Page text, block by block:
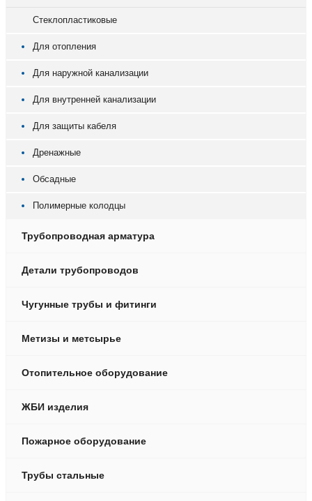
Стеклопластиковые
Для отопления
Для наружной канализации
Для внутренней канализации
Для защиты кабеля
Дренажные
Обсадные
Полимерные колодцы
Трубопроводная арматура
Детали трубопроводов
Чугунные трубы и фитинги
Метизы и метсырье
Отопительное оборудование
ЖБИ изделия
Пожарное оборудование
Трубы стальные